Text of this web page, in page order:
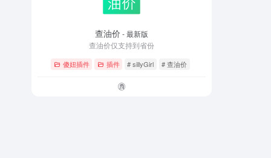
查油价 - 最新版
查油价仅支持到省份
傻妞插件 插件 # sillyGirl # 查油价